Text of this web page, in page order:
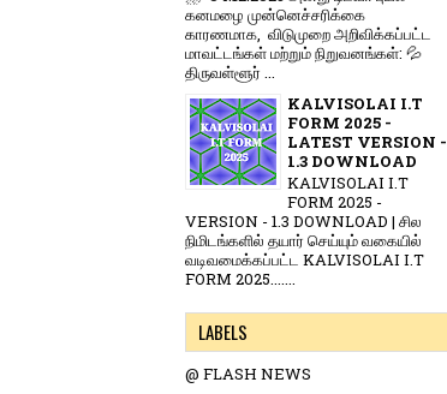
கனமழை முன்னெச்சரிக்கை
காரணமாக, விடுமுறை அறிவிக்கப்பட்ட
மாவட்டங்கள் மற்றும் நிறுவனங்கள்: 💦
திருவள்ளூர் ...
KALVISOLAI I.T
FORM 2025 -
LATEST VERSION -
1.3 DOWNLOAD
KALVISOLAI I.T
FORM 2025 -
VERSION - 1.3 DOWNLOAD | சில
நிமிடங்களில் தயார் செய்யும் வகையில்
வடிவமைக்கப்பட்ட KALVISOLAI I.T
FORM 2025.......
LABELS
@ FLASH NEWS